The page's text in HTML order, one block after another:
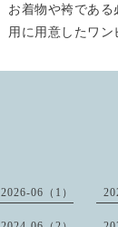
お着物や袴であ
用に用意したワン
2026-06（1）